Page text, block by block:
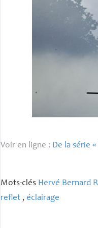
Voir en ligne : De la série «
Mots-clés Hervé Bernard
reflet ,éclairage